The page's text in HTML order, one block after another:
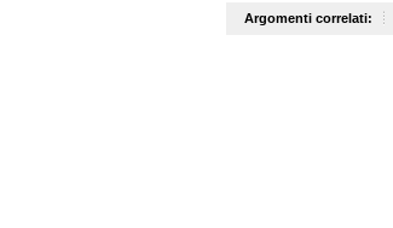
Argomenti correlati: